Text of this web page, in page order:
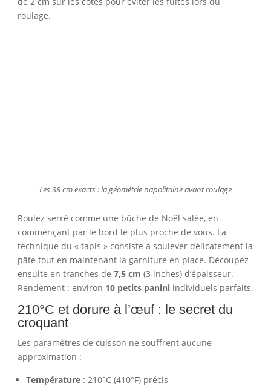
roulage.
Les 38 cm exacts : la géométrie napolitaine avant roulage
Roulez serré comme une bûche de Noël salée, en
commençant par le bord le plus proche de vous. La
technique du « tapis » consiste à soulever délicatement la
pâte tout en maintenant la garniture en place. Découpez
ensuite en tranches de 7,5 cm (3 inches) d’épaisseur.
Rendement : environ 10 petits paniniindividuels parfaits.
210°C et dorure à l’œuf : le secret du
croquant
Les paramètres de cuisson ne souffrent aucune
approximation :
Température: 210°C (410°F) précis